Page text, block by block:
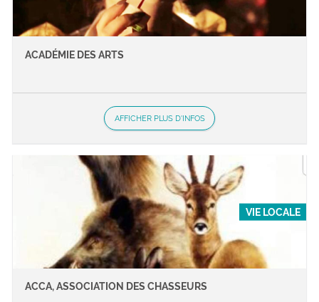
ACADÉMIE DES ARTS
AFFICHER PLUS D'INFOS
VIE LOCALE
ACCA, ASSOCIATION DES CHASSEURS